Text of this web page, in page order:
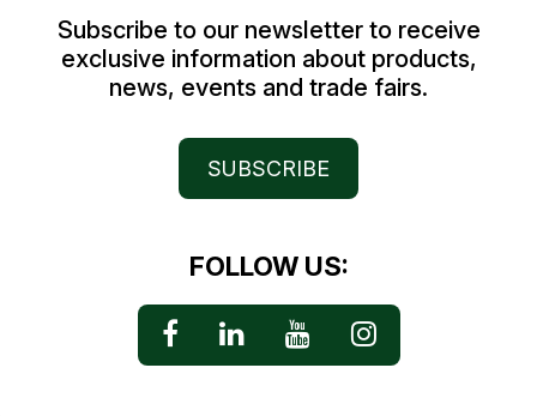
Subscribe to our newsletter to receive
exclusive information about products,
news, events and trade fairs.
SUBSCRIBE
FOLLOW US: